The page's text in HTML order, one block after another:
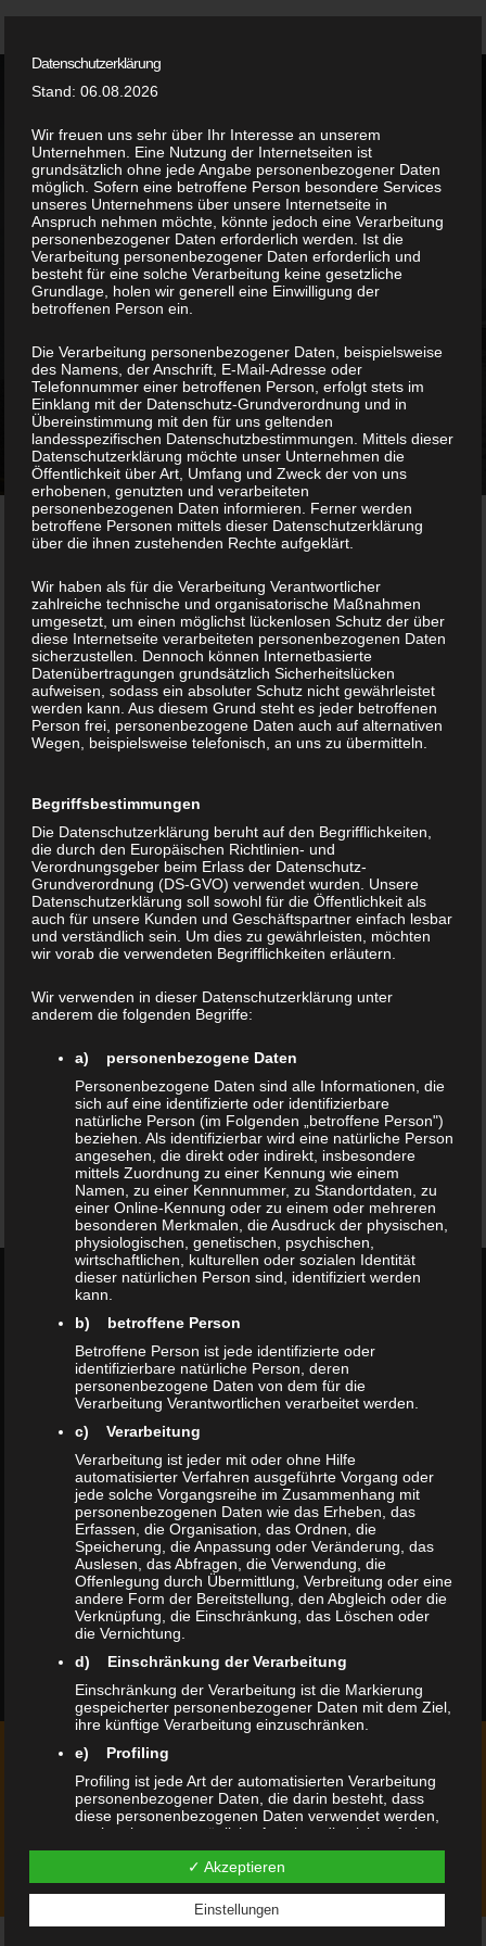
Leistungen
Team
Referenzen
Kontakt
GELÄNDERBAU
Unsere Geländer sehen nicht nur gut aus – sie
sorgen auch für Sicherheit. Ganz egal ob Sie auf
der Suche nach Treppen- oder Balkongeländern
sind – wir fertigen genau nach Ihren
Vorstellungen. Ebenfalls bieten wir vielfältige
Kunststoff, Glas oder Lochbechen an. Sprechen
Sie uns an – wir beraten Sie gerne!
FRAGEN?
Persönliche Beratung
Professionelle Planung
Hochwertige Fertigung
Glückliche Kunden
BEREITS UMGESETZTE
PROJEKTE
SIE WÜNSCHEN EIN INDIVIDUELLES
ANGEBOT?
KONTAKT
Datenschutzerklärung
Stand: 06.08.2026
Wir freuen uns sehr über Ihr Interesse an unserem
Unternehmen. Eine Nutzung der Internetseiten ist
grundsätzlich ohne jede Angabe personenbezogener Daten
möglich. Sofern eine betroffene Person besondere Services
unseres Unternehmens über unsere Internetseite in
Anspruch nehmen möchte, könnte jedoch eine Verarbeitung
personenbezogener Daten erforderlich werden. Ist die
Verarbeitung personenbezogener Daten erforderlich und
besteht für eine solche Verarbeitung keine gesetzliche
Grundlage, holen wir generell eine Einwilligung der
betroffenen Person ein.
Die Verarbeitung personenbezogener Daten, beispielsweise
des Namens, der Anschrift, E-Mail-Adresse oder
Telefonnummer einer betroffenen Person, erfolgt stets im
Einklang mit der Datenschutz-Grundverordnung und in
Übereinstimmung mit den für uns geltenden
landesspezifischen Datenschutzbestimmungen. Mittels dieser
Datenschutzerklärung möchte unser Unternehmen die
Öffentlichkeit über Art, Umfang und Zweck der von uns
erhobenen, genutzten und verarbeiteten
personenbezogenen Daten informieren. Ferner werden
betroffene Personen mittels dieser Datenschutzerklärung
über die ihnen zustehenden Rechte aufgeklärt.
Wir haben als für die Verarbeitung Verantwortlicher
zahlreiche technische und organisatorische Maßnahmen
umgesetzt, um einen möglichst lückenlosen Schutz der über
diese Internetseite verarbeiteten personenbezogenen Daten
sicherzustellen. Dennoch können Internetbasierte
Datenübertragungen grundsätzlich Sicherheitslücken
aufweisen, sodass ein absoluter Schutz nicht gewährleistet
werden kann. Aus diesem Grund steht es jeder betroffenen
Person frei, personenbezogene Daten auch auf alternativen
Wegen, beispielsweise telefonisch, an uns zu übermitteln.
Begriffsbestimmungen
Die Datenschutzerklärung beruht auf den Begrifflichkeiten,
die durch den Europäischen Richtlinien- und
Verordnungsgeber beim Erlass der Datenschutz-
Grundverordnung (DS-GVO) verwendet wurden. Unsere
Datenschutzerklärung soll sowohl für die Öffentlichkeit als
auch für unsere Kunden und Geschäftspartner einfach lesbar
und verständlich sein. Um dies zu gewährleisten, möchten
wir vorab die verwendeten Begrifflichkeiten erläutern.
Wir verwenden in dieser Datenschutzerklärung unter
anderem die folgenden Begriffe:
a) personenbezogene Daten
Personenbezogene Daten sind alle Informationen, die
sich auf eine identifizierte oder identifizierbare
natürliche Person (im Folgenden „betroffene Person")
beziehen. Als identifizierbar wird eine natürliche Person
angesehen, die direkt oder indirekt, insbesondere
mittels Zuordnung zu einer Kennung wie einem
Namen, zu einer Kennnummer, zu Standortdaten, zu
einer Online-Kennung oder zu einem oder mehreren
besonderen Merkmalen, die Ausdruck der physischen,
physiologischen, genetischen, psychischen,
wirtschaftlichen, kulturellen oder sozialen Identität
dieser natürlichen Person sind, identifiziert werden
kann.
b) betroffene Person
Betroffene Person ist jede identifizierte oder
identifizierbare natürliche Person, deren
personenbezogene Daten von dem für die
Verarbeitung Verantwortlichen verarbeitet werden.
c) Verarbeitung
Verarbeitung ist jeder mit oder ohne Hilfe
automatisierter Verfahren ausgeführte Vorgang oder
jede solche Vorgangsreihe im Zusammenhang mit
personenbezogenen Daten wie das Erheben, das
Erfassen, die Organisation, das Ordnen, die
Speicherung, die Anpassung oder Veränderung, das
Auslesen, das Abfragen, die Verwendung, die
Offenlegung durch Übermittlung, Verbreitung oder eine
andere Form der Bereitstellung, den Abgleich oder die
Verknüpfung, die Einschränkung, das Löschen oder
die Vernichtung.
d) Einschränkung der Verarbeitung
Einschränkung der Verarbeitung ist die Markierung
gespeicherter personenbezogener Daten mit dem Ziel,
ihre künftige Verarbeitung einzuschränken.
e) Profiling
Profiling ist jede Art der automatisierten Verarbeitung
personenbezogener Daten, die darin besteht, dass
diese personenbezogenen Daten verwendet werden,
um bestimmte persönliche Aspekte, die sich auf eine
natürliche Person beziehen, zu bewerten,
insbesondere, um Aspekte bezüglich Arbeitsleistung,
wirtschaftlicher Lage, Gesundheit, persönlicher
Vorlieben, Interessen, Zuverlässigkeit, Verhalten,
Aufenthaltsort oder Ortswechsel dieser natürlichen
✓ Akzeptieren
Einstellungen